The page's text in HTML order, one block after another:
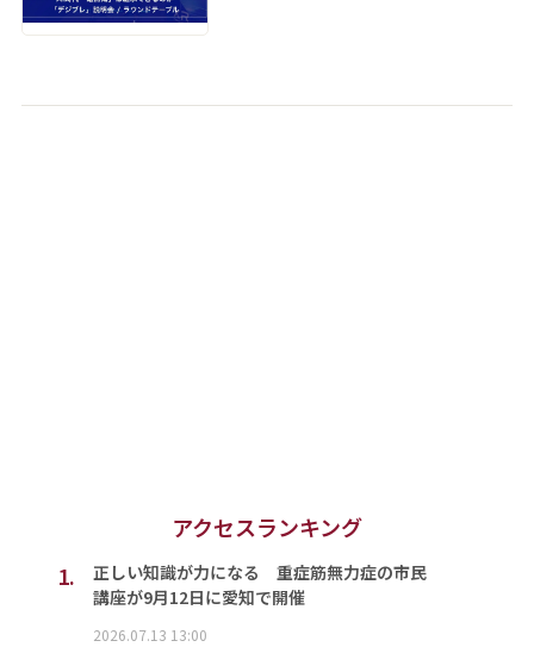
アクセスランキング
1.
正しい知識が力になる 重症筋無力症の市民
講座が9月12日に愛知で開催
2026.07.13 13:00